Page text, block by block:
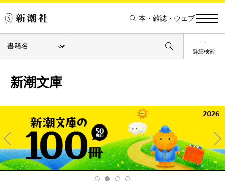
本・雑誌・ウェブ
詳細検索
新潮文庫
Pre
v
Ne
xt